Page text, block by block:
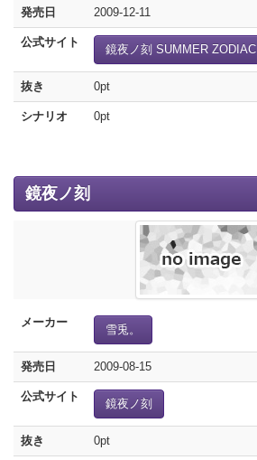
発売日 2009-12-11
公式サイト
鏡夜ノ刻 SUMMER ZODIAC
抜き 0pt
シナリオ 0pt
鏡夜ノ刻
メーカー
雪兎。
発売日 2009-08-15
公式サイト
鏡夜ノ刻
抜き 0pt